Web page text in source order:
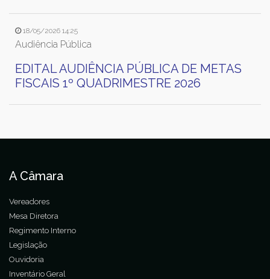
18/05/2026 14:25
Audiência Pública
EDITAL AUDIÊNCIA PÚBLICA DE METAS
FISCAIS 1º QUADRIMESTRE 2026
A Câmara
Vereadores
Mesa Diretora
Regimento Interno
Legislação
Ouvidoria
Inventário Geral